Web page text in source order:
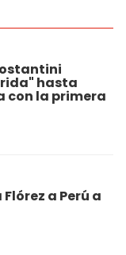
hasta
con la primera
a Perú a